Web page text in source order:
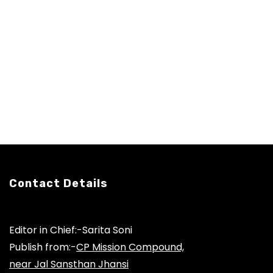
Contact Details
Editor in Chief:-Sarita Soni
Publish from:-CP Mission Compound,
near Jal Sansthan Jhansi